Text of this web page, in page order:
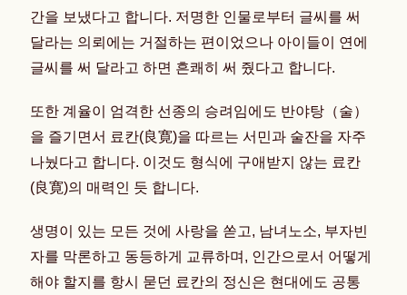
간을 보냈다고 합니다. 저명한 인물로부터 글씨를 써
달라는 의뢰에는 거절하는 편이었으나 아이들이 연에
글씨를 써 달라고 하면 흔쾌히 써 줬다고 합니다.
또한 계율이 엄격한 선종의 승려임에도 반야탕（술）
을 즐기면서 료칸(良寛)을 따르는 서민과 술잔을 자주
나눴다고 합니다. 이것도 형식에 구애받지 않는 료칸
(良寛)의 매력인 듯 합니다.
생명이 있는 모든 것에 사랑을 쏟고, 남녀노소, 부자빈
자를 막론하고 동등하게 교류하며, 인간으로서 어떻게
해야 할지를 항시 묻던 료칸의 정신은 현대에도 공통